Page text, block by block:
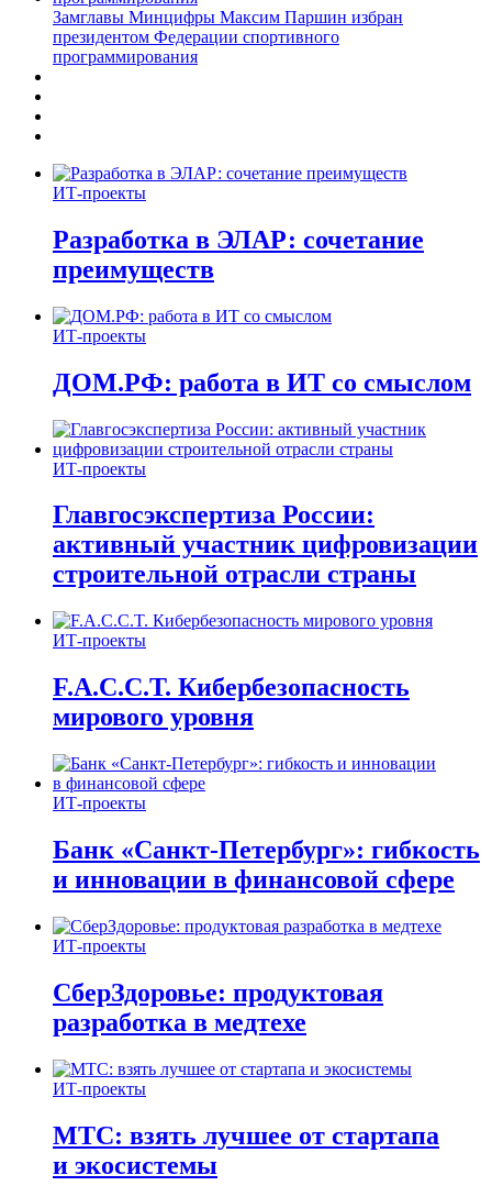
Замглавы Минцифры Максим Паршин избран
президентом Федерации спортивного
программирования
ИТ-проекты
Разработка в ЭЛАР: сочетание
преимуществ
ИТ-проекты
ДОМ.РФ: работа в ИТ со смыслом
ИТ-проекты
Главгосэкспертиза России:
активный участник цифровизации
строительной отрасли страны
ИТ-проекты
F.A.C.C.T. Кибербезопасность
мирового уровня
ИТ-проекты
Банк «Санкт-Петербург»: гибкость
и инновации в финансовой сфере
ИТ-проекты
СберЗдоровье: продуктовая
разработка в медтехе
ИТ-проекты
МТС: взять лучшее от стартапа
и экосистемы